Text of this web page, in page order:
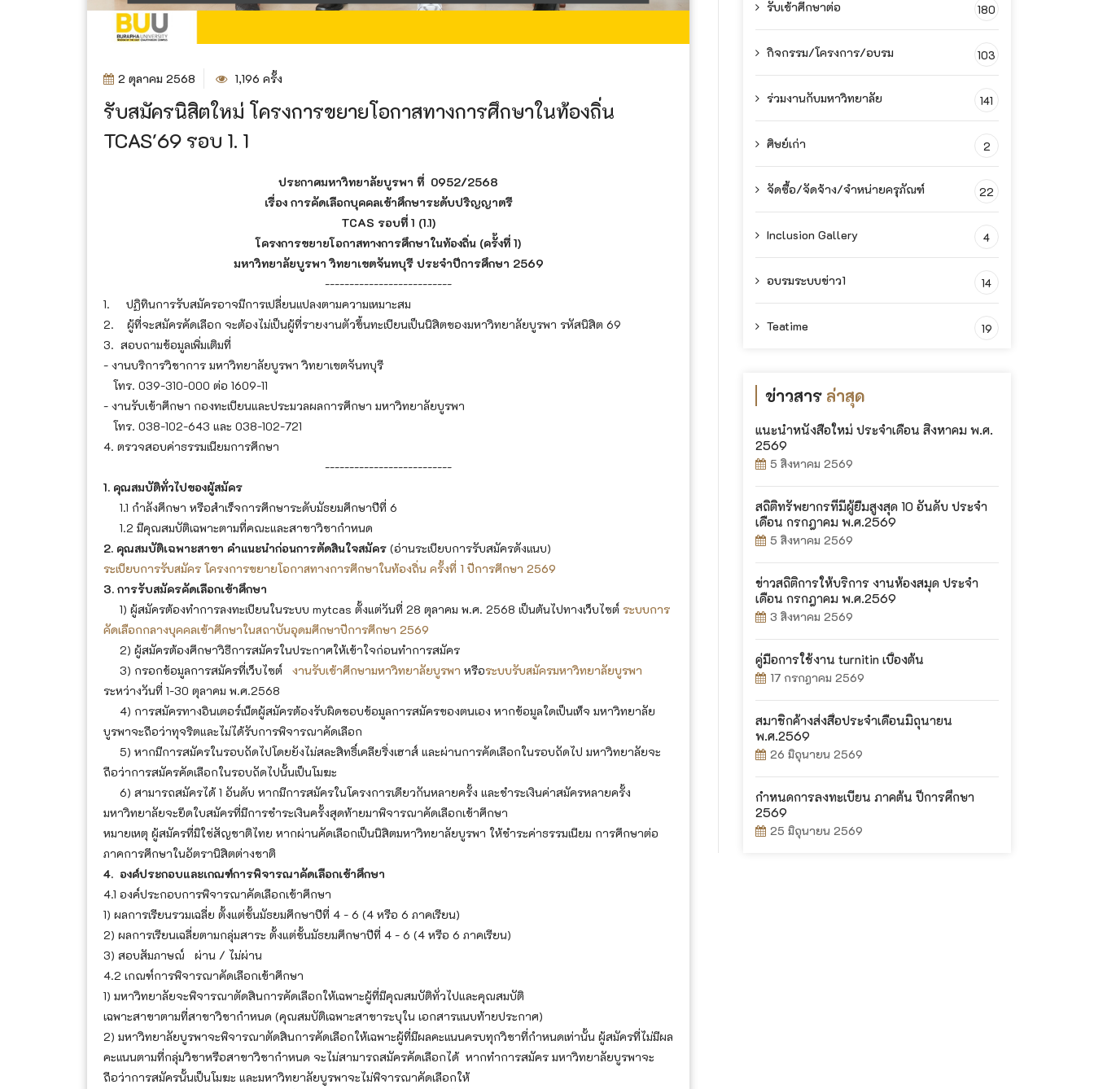
2 ตุลาคม 2568 1,196 ครั้ง
รับสมัครนิสิตใหม่ โครงการขยายโอกาสทางการศึกษาในท้องถิ่น
TCAS'69 รอบ 1. 1
ประกาศมหาวิทยาลัยบูรพา ที่ 0952/2568
เรื่อง การคัดเลือกบุคคลเข้าศึกษาระดับปริญญาตรี
TCAS รอบที่ 1 (1.1)
โครงการขยายโอกาสทางการศึกษาในท้องถิ่น (ครั้งที่ 1)
มหาวิทยาลัยบูรพา วิทยาเขตจันทบุรี ประจำปีการศึกษา 2569
--------------------------
1. ปฏิทินการรับสมัครอาจมีการเปลี่ยนแปลงตามความเหมาะสม
2. ผู้ที่จะสมัครคัดเลือก จะต้องไม่เป็นผู้ที่รายงานตัวขึ้นทะเบียนเป็นนิสิตของมหาวิทยาลัยบูรพา รหัสนิสิต 69
3. สอบถามข้อมูลเพิ่มเติมที่
- งานบริการวิชาการ มหาวิทยาลัยบูรพา วิทยาเขตจันทบุรี
โทร. 039-310-000 ต่อ 1609-11
- งานรับเข้าศึกษา กองทะเบียนและประมวลผลการศึกษา มหาวิทยาลัยบูรพา
โทร. 038-102-643 และ 038-102-721
4. ตรวจสอบค่าธรรมเนียมการศึกษา
--------------------------
1. คุณสมบัติทั่วไปของผู้สมัคร
1.1 กำลังศึกษา หรือสำเร็จการศึกษาระดับมัธยมศึกษาปีที่ 6
1.2 มีคุณสมบัติเฉพาะตามที่คณะและสาขาวิชากำหนด
2. คุณสมบัติเฉพาะสาขา คำแนะนำก่อนการตัดสินใจสมัคร (อ่านระเบียบการรับสมัครดังแนบ)
ระเบียบการรับสมัคร โครงการขยายโอกาสทางการศึกษาในท้องถิ่น ครั้งที่ 1 ปีการศึกษา 2569
3. การรับสมัครคัดเลือกเข้าศึกษา
1) ผู้สมัครต้องทำการลงทะเบียนในระบบ mytcas ตั้งแต่วันที่ 28 ตุลาคม พ.ศ. 2568 เป็นต้นไปทางเว็บไซต์ ระบบการ
คัดเลือกกลางบุคคลเข้าศึกษาในสถาบันอุดมศึกษาปีการศึกษา 2569
2) ผู้สมัครต้องศึกษาวิธีการสมัครในประกาศให้เข้าใจก่อนทำการสมัคร
3) กรอกข้อมูลการสมัครที่เว็บไซต์ งานรับเข้าศึกษามหาวิทยาลัยบูรพา หรือระบบรับสมัครมหาวิทยาลัยบูรพา
ระหว่างวันที่ 1-30 ตุลาคม พ.ศ.2568
4) การสมัครทางอินเตอร์เน็ตผู้สมัครต้องรับผิดชอบข้อมูลการสมัครของตนเอง หากข้อมูลใดเป็นเท็จ มหาวิทยาลัย
บูรพาจะถือว่าทุจริตและไม่ได้รับการพิจารณาคัดเลือก
5) หากมีการสมัครในรอบถัดไปโดยยังไม่สละสิทธิ์เคลียริ่งเฮาส์ และผ่านการคัดเลือกในรอบถัดไป มหาวิทยาลัยจะ
ถือว่าการสมัครคัดเลือกในรอบถัดไปนั้นเป็นโมฆะ
6) สามารถสมัครได้ 1 อันดับ หากมีการสมัครในโครงการเดียวกันหลายครั้ง และชำระเงินค่าสมัครหลายครั้ง
มหาวิทยาลัยจะยึดใบสมัครที่มีการชำระเงินครั้งสุดท้ายมาพิจารณาคัดเลือกเข้าศึกษา
หมายเหตุ ผู้สมัครที่มิใช่สัญชาติไทย หากผ่านคัดเลือกเป็นนิสิตมหาวิทยาลัยบูรพา ให้ชำระค่าธรรมเนียม การศึกษาต่อ
ภาคการศึกษาในอัตรานิสิตต่างชาติ
4. องค์ประกอบและเกณฑ์การพิจารณาคัดเลือกเข้าศึกษา
4.1 องค์ประกอบการพิจารณาคัดเลือกเข้าศึกษา
1) ผลการเรียนรวมเฉลี่ย ตั้งแต่ชั้นมัธยมศึกษาปีที่ 4 - 6 (4 หรือ 6 ภาคเรียน)
2) ผลการเรียนเฉลี่ยตามกลุ่มสาระ ตั้งแต่ชั้นมัธยมศึกษาปีที่ 4 - 6 (4 หรือ 6 ภาคเรียน)
3) สอบสัมภาษณ์ ผ่าน / ไม่ผ่าน
4.2 เกณฑ์การพิจารณาคัดเลือกเข้าศึกษา
1) มหาวิทยาลัยจะพิจารณาตัดสินการคัดเลือกให้เฉพาะผู้ที่มีคุณสมบัติทั่วไปและคุณสมบัติ
เฉพาะสาขาตามที่สาขาวิชากำหนด (คุณสมบัติเฉพาะสาขาระบุใน เอกสารแนบท้ายประกาศ)
2) มหาวิทยาลัยบูรพาจะพิจารณาตัดสินการคัดเลือกให้เฉพาะผู้ที่มีผลคะแนนครบทุกวิชาที่กำหนดเท่านั้น ผู้สมัครที่ไม่มีผล
คะแนนตามที่กลุ่มวิชาหรือสาขาวิชากำหนด จะไม่สามารถสมัครคัดเลือกได้ หากทำการสมัคร มหาวิทยาลัยบูรพาจะ
ถือว่าการสมัครนั้นเป็นโมฆะ และมหาวิทยาลัยบูรพาจะไม่พิจารณาคัดเลือกให้
รับเข้าศึกษาต่อ 180
กิจกรรม/โครงการ/อบรม 103
ร่วมงานกับมหาวิทยาลัย 141
ศิษย์เก่า 2
จัดซื้อ/จัดจ้าง/จำหน่ายครุภัณฑ์ 22
Inclusion Gallery 4
อบรมระบบข่าว1 14
Teatime 19
ข่าวสาร ล่าสุด
แนะนำหนังสือใหม่ ประจำเดือน สิงหาคม พ.ศ.
2569
5 สิงหาคม 2569
สถิติทรัพยากรที่มีผู้ยืมสูงสุด 10 อันดับ ประจำ
เดือน กรกฎาคม พ.ศ.2569
5 สิงหาคม 2569
ข่าวสถิติการให้บริการ งานห้องสมุด ประจำ
เดือน กรกฎาคม พ.ศ.2569
3 สิงหาคม 2569
คู่มือการใช้งาน turnitin เบื้องต้น
17 กรกฎาคม 2569
สมาชิกค้างส่งสื่อประจำเดือนมิถุนายน
พ.ศ.2569
26 มิถุนายน 2569
กำหนดการลงทะเบียน ภาคต้น ปีการศึกษา
2569
25 มิถุนายน 2569